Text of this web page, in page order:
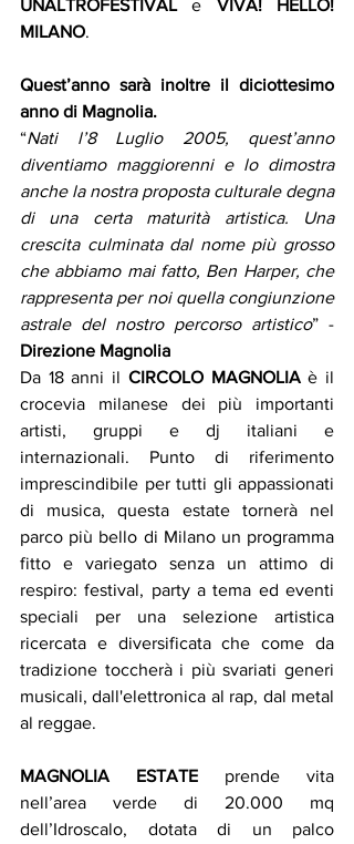
UNALTROFESTIVAL e VIVA! HELLO!
MILANO.
Quest’anno sarà inoltre il diciottesimo
anno di Magnolia.
“Nati l’8 Luglio 2005, quest’anno
diventiamo maggiorenni e lo dimostra
anche la nostra proposta culturale degna
di una certa maturità artistica. Una
crescita culminata dal nome più grosso
che abbiamo mai fatto, Ben Harper, che
rappresenta per noi quella congiunzione
astrale del nostro percorso artistico
Direzione Magnolia
Da 18 anni il CIRCOLO MAGNOLIA è il
crocevia milanese dei più importanti
artisti, gruppi e dj italiani e
internazionali. Punto di riferimento
imprescindibile per tutti gli appassionati
di musica, questa estate tornerà nel
parco più bello di Milano un programma
fitto e variegato senza un attimo di
respiro: festival, party a tema ed eventi
speciali per una selezione artistica
ricercata e diversificata che come da
tradizione toccherà i più svariati generi
musicali, dall'elettronica al rap, dal metal
al reggae.
MAGNOLIA ESTATE prende vita
nell’area verde di 20.000 mq
dell’Idroscalo, dotata di un palco